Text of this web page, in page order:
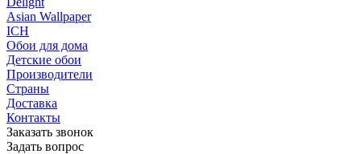
Asian Wallpaper
ICH
Обои для дома
Детские обои
Производители
Страны
Доставка
Контакты
Заказать звонок
Задать вопрос